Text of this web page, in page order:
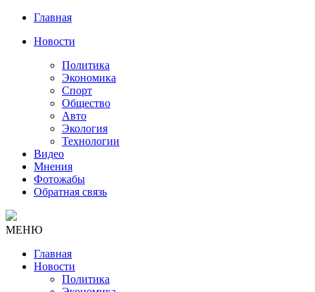
Главная
Новости
Политика
Экономика
Спорт
Общество
Авто
Экология
Технологии
Видео
Мнения
Фотожабы
Обратная связь
МЕНЮ
Главная
Новости
Политика